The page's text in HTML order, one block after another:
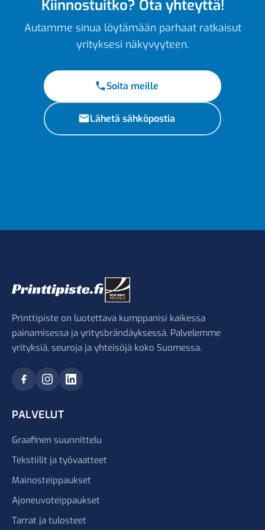
Kiinnostuitko? Ota yhteyttä!
Autamme sinua löytämään parhaat ratkaisut
yrityksesi näkyvyyteen.
Soita meille
Lähetä sähköpostia
Printtipiste on luotettava kumppanisi kaikessa
painamisessa ja yritysbrändäyksessä. Palvelemme
yrityksiä, seuroja ja yhteisöjä koko Suomessa.
PALVELUT
Graafinen suunnittelu
Tekstiilit ja työvaatteet
Mainosteippaukset
Ajoneuvoteippaukset
Tarrat ja tulosteet